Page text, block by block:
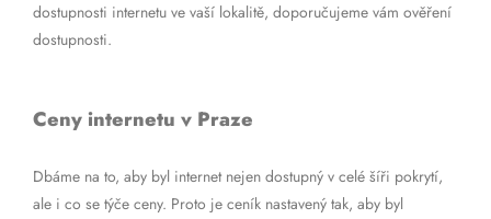
dostupnosti internetu ve vaší lokalitě, doporučujeme vám ověření
dostupnosti.
Ceny internetu v Praze
Dbáme na to, aby byl internet nejen dostupný v celé šíři pokrytí,
ale i co se týče ceny. Proto je ceník nastavený tak, aby byl